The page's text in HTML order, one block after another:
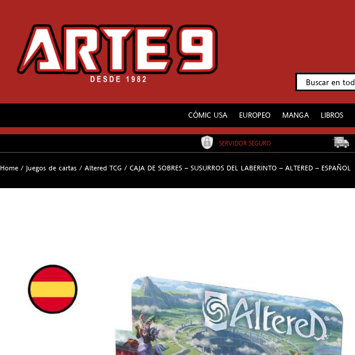
CÓMIC USA EUROPEO MANGA LIBROS
SERVIDOR SEGURO
Home / Juegos de cartas / Altered TCG / CAJA DE SOBRES – SUSURROS DEL LABERINTO – ALTERED – ESPAÑOL